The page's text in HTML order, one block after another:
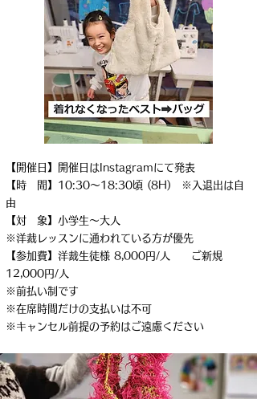
【開催日】開催日はInstagramにて発表
【時 間】10:30～18:30頃 (8H) ※入退出は自
由
【対 象】小学生～大人
※洋裁レッスンに通われている方が優先
【参加費】洋裁生徒様 8,000円/人 ご新規
12,000円/人
※前払い制です
※在席時間だけの支払いは不可
​※キャンセル前提の予約はご遠慮ください